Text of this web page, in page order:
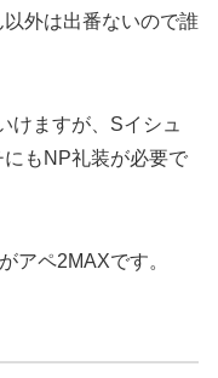
外は出番ないので誰
けますが、Sイシュ
もNP礼装が必要で
アペ2MAXです。